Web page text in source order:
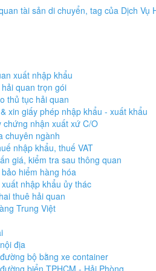
xuất nhập khẩu
quan trọn gói
thủ tục hải quan
xin giấy phép nhập khẩu - xuất khẩu
chứng nhận xuất xứ C/O
chuyên ngành
nhập khẩu, thuế VAT
giá, kiểm tra sau thông quan
bảo hiểm hàng hóa
nhập khẩu ủy thác
thuê hải quan
Trung Việt
địa
bộ bằng xe container
biển TPHCM - Hải Phòng